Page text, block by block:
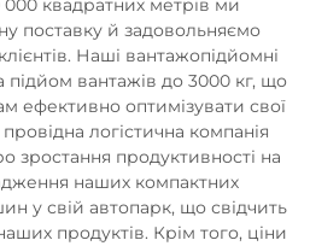
квадратних метрів ми
поставку й задовольняємо
Наші вантажопідйомні
вантажів до 3000 кг, що
ефективно оптимізувати свої
логістична компанія
зростання продуктивності на
наших компактних
у свій автопарк, що свідчить
продуктів. Крім того, ціни